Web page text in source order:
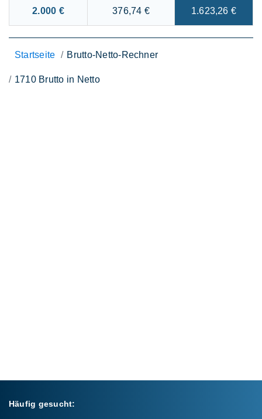
2.000 € 376,74 € 1.623,26 €
Startseite Brutto-Netto-Rechner
1710 Brutto in Netto
Häufig gesucht: